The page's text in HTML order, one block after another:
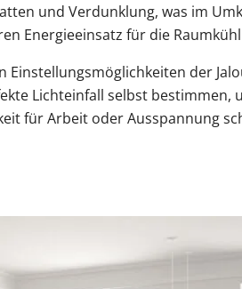
und Verdunklung, was im
Energieeinsatz für die
Einstellungsmöglichkeiten der
Lichteinfall selbst bestimmen,
für Arbeit oder Ausspannung